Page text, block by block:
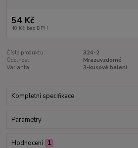
54 Kč
48 Kč bez DPH
Číslo produktu:
324-2
Odolnost:
Mrazuvzdorné
Varianta:
3-kusové balení
Kompletní specifikace
Parametry
Hodnocení 1